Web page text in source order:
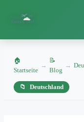
🏠
Startseite
→
📝
Blog
→
Deutschland